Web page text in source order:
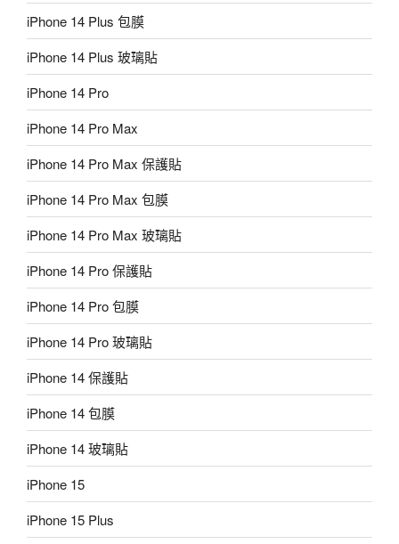
iPhone 14 Plus 包膜
iPhone 14 Plus 玻璃貼
iPhone 14 Pro
iPhone 14 Pro Max
iPhone 14 Pro Max 保護貼
iPhone 14 Pro Max 包膜
iPhone 14 Pro Max 玻璃貼
iPhone 14 Pro 保護貼
iPhone 14 Pro 包膜
iPhone 14 Pro 玻璃貼
iPhone 14 保護貼
iPhone 14 包膜
iPhone 14 玻璃貼
iPhone 15
iPhone 15 Plus